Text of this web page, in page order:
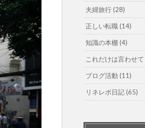
夫婦旅行(28)
正しい転職 (14)
知識の本棚 (4)
これだけは言わせて
ブログ活動 (11)
リネレボ日記(65)